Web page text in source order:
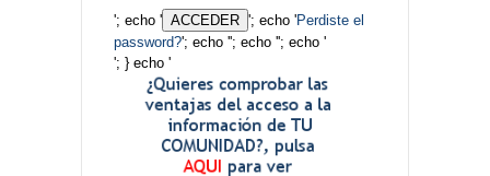
'; echo ' '; echo 'Perdiste el
password?'; echo ''; echo ''; echo '
'; } echo '